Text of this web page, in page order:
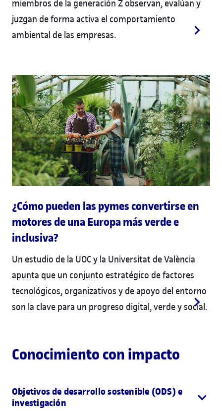
miembros de la generación Z observan, evalúan y
juzgan de forma activa el comportamiento
ambiental de las empresas.
¿Cómo pueden las pymes convertirse en
motores de una Europa más verde e
inclusiva?
Un estudio de la UOC y la Universitat de València
apunta que un conjunto estratégico de factores
tecnológicos, organizativos y de apoyo del entorno
son la clave para un progreso digital, verde y social.
Conocimiento con impacto
Objetivos de desarrollo sostenible (ODS) e
investigación